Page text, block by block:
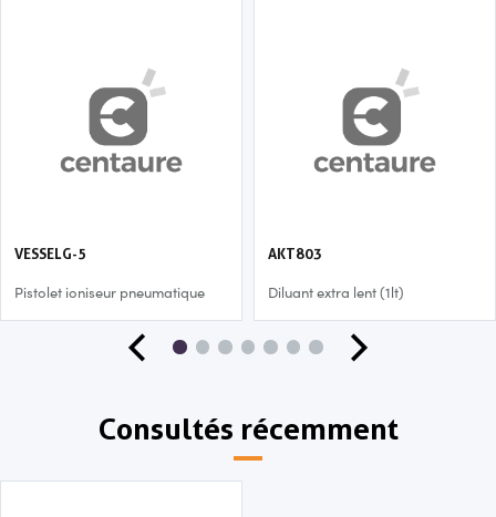
VESSELG-5
Pistolet ioniseur pneumatique
AKT803
Diluant extra lent (1lt)
Consultés récemment